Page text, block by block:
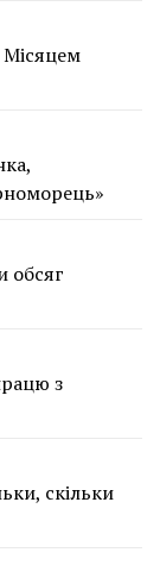
Місяцем
обсяг
з
скільки